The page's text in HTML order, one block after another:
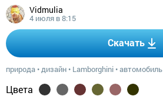
Vidmulia
4 июля в 8:15
Скачать
природа •дизайн • Lamborghini •автомобиль
Цвета